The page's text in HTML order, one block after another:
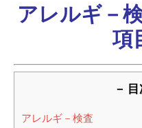
アレルギ－
項
－
アレルギ－検査